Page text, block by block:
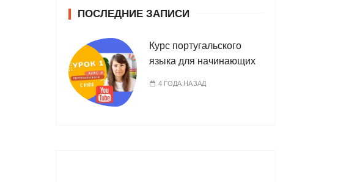
ПОСЛЕДНИЕ ЗАПИСИ
Курс португальского
языка для начинающих
4 ГОДА НАЗАД